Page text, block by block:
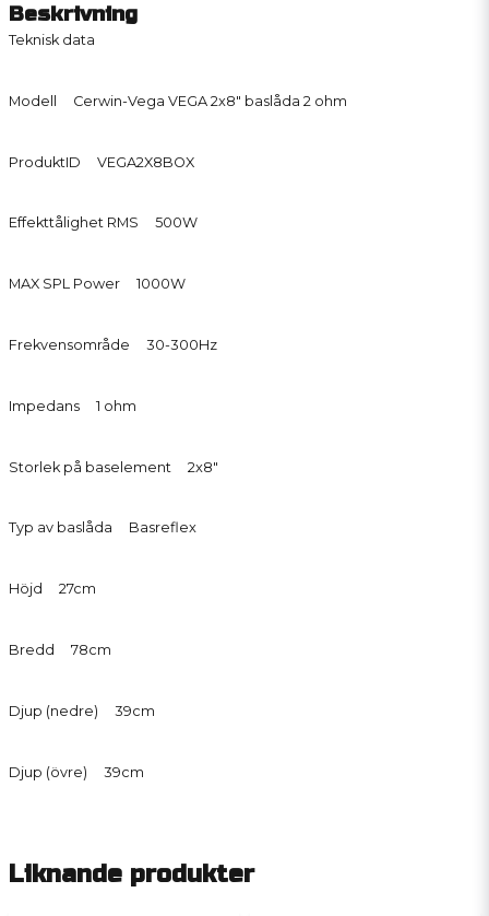
Beskrivning
Teknisk data
Modell Cerwin-Vega VEGA 2x8" baslåda 2 ohm
ProduktID VEGA2X8BOX
Effekttålighet RMS 500W
MAX SPL Power 1000W
Frekvensområde 30-300Hz
Impedans 1 ohm
Storlek på baselement 2x8"
Typ av baslåda Basreflex
Höjd 27cm
Bredd 78cm
Djup (nedre) 39cm
Djup (övre) 39cm
Liknande produkter